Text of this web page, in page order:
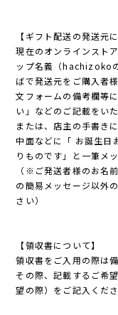
【ギフト配送の発送元
現在のオンラインスト
ップ名義（hachizoko
ばで発送元をご購入者
文フォームの備考欄等
い」などのご記載をい
または、店主の手書き
中面などに「 お誕生日
りものです」と一筆メ
（※ご発送者様のお名
の簡易メッセージ以外
さい）
【領収書について】
領収書をご入用の際は
その際、記載するご希
望の際）をご記入くださ